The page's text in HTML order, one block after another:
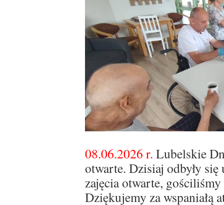
08.06.2026 r. Lubelskie
otwarte. Dzisiaj odbyły się
zajęcia otwarte,
Dziękujemy za wspaniałą